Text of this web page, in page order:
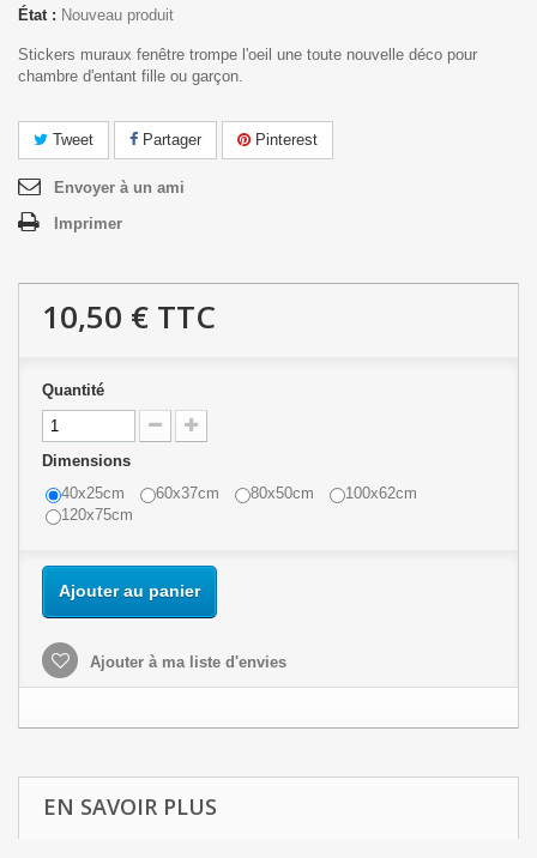
État : Nouveau produit
Stickers muraux fenêtre trompe l'oeil une toute nouvelle déco pour
chambre d'entant fille ou garçon.
Tweet Partager Pinterest
Envoyer à un ami
Imprimer
10,50 € TTC
Quantité
Dimensions
40x25cm
60x37cm 80x50cm
100x62cm
120x75cm
Ajouter au panier
Ajouter à ma liste d'envies
EN SAVOIR PLUS